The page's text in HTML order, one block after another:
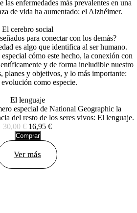
las enfermedades más prevalentes en una
de vida ha aumentado: el Alzhéimer.
El cerebro social
para conectar con los demás?
es algo que identifica al ser humano.
cómo este hecho, la conexión con
y de forma ineludible nuestro
planes y objetivos, y lo más importante:
evolución como especie.
El lenguaje
especial de National Geographic la
del resto de los seres vivos: El lenguaje.
30,00 € 16,95 €
Comprar
Ver más